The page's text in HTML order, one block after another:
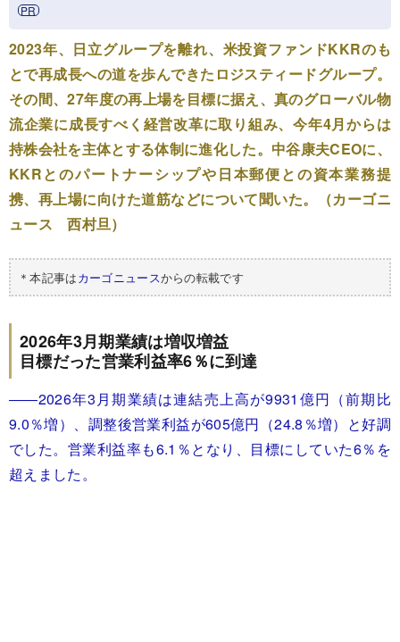
2023年、日立グループを離れ、米投資ファンドKKRのも
とで再成長への道を歩んできたロジスティードグループ。
その間、27年度の再上場を目標に据え、真のグローバル物
流企業に成長すべく経営改革に取り組み、今年4月からは
持株会社を主体とする体制に進化した。中谷康夫CEOに、
KKRとのパートナーシップや日本郵便との資本業務提
携、再上場に向けた道筋などについて聞いた。（カーゴニ
ュース 西村旦）
＊本記事はカーゴニュースからの転載です
2026年3月期業績は増収増益
目標だった営業利益率6％に到達
――2026年3月期業績は連結売上高が9931億円（前期比
9.0％増）、調整後営業利益が605億円（24.8％増）と好調
でした。営業利益率も6.1％となり、目標にしていた6％を
超えました。